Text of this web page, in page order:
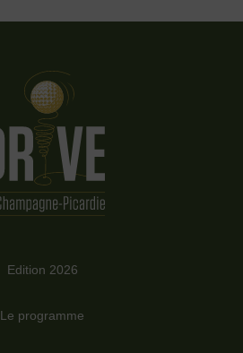
Edition 2026
Le programme